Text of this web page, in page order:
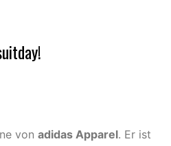
von adidas Apparel. Er ist